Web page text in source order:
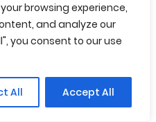
browsing experience,
and analyze our
you consent to our use
All Accept All
138 dake Biyaku Iri
Erobon 2